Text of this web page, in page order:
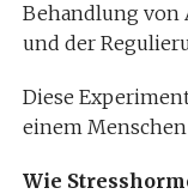
Behandlung von
und der
Diese
einem
Wie